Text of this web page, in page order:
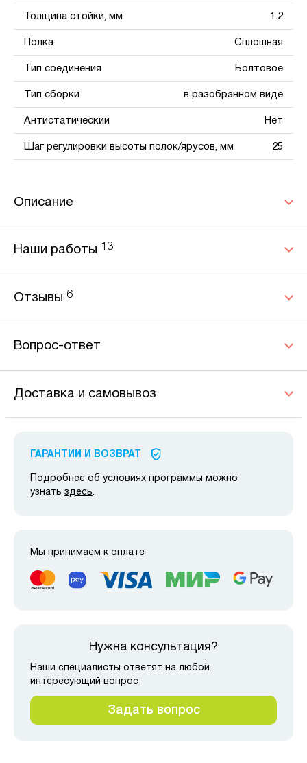
Толщина стойки, мм 1.2
Полка Сплошная
Тип соединения Болтовое
Тип сборки в разобранном виде
Антистатический Нет
Шаг регулировки высоты полок/ярусов, мм 25
Описание
Наши работы 13
Отзывы 6
Вопрос-ответ
Доставка и самовывоз
ГАРАНТИИ И ВОЗВРАТ
Подробнее об условиях программы можно
узнать здесь.
Мы принимаем к оплате
Нужна консультация?
Наши специалисты ответят на любой
интересующий вопрос
Задать вопрос